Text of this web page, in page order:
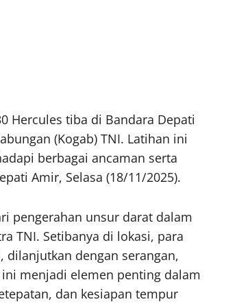
Hercules tiba di Bandara Depati
(Kogab) TNI. Latihan ini
berbagai ancaman serta
Amir, Selasa (18/11/2025).
pengerahan unsur darat dalam
TNI. Setibanya di lokasi, para
dengan serangan,
menjadi elemen penting dalam
dan kesiapan tempur